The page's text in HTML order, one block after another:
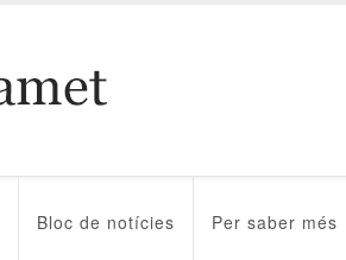
Bloc de notícies Per saber més